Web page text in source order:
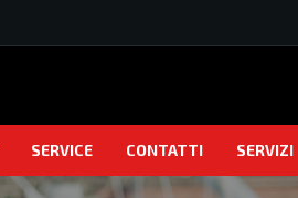
SERVICE CONTATTI SERVIZI